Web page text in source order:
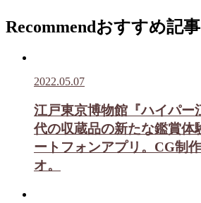
Recommendおすすめ記事
2022.05.07
江戸東京博物館『ハイパー
代の収蔵品の新たな鑑賞体
ートフォンアプリ。CG制
オ。